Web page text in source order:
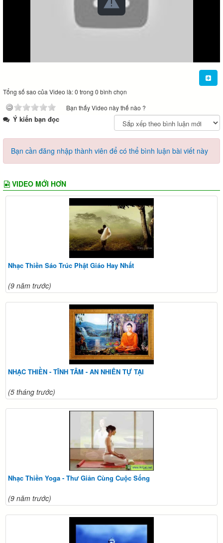
Tổng số sao của Video là: 0 trong 0 bình chọn
Bạn thấy Video này thế nào ?
Ý kiến bạn đọc
Bạn cần đăng nhập thành viên để có thể bình luận bài viết này
VIDEO MỚI HƠN
Nhạc Thiền Sáo Trúc Phật Giáo Hay Nhất
(9 năm trước)
NHẠC THIỀN - TĨNH TÂM - AN NHIÊN TỰ TẠI
(5 tháng trước)
Nhạc Thiền Yoga - Thư Giản Cùng Cuộc Sống
(9 năm trước)